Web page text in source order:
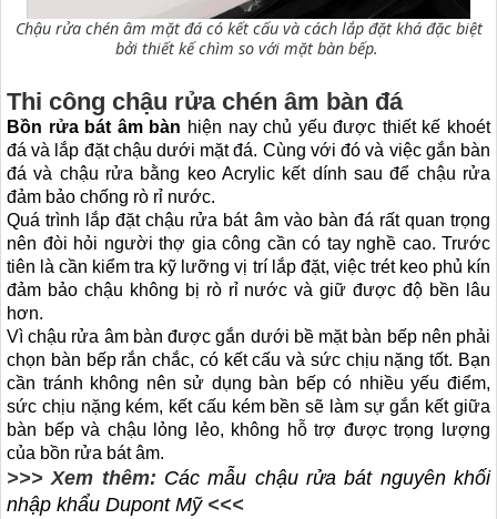
Chậu rửa chén âm mặt đá có kết cấu và cách lắp đặt khá đặc biệt
bởi thiết kế chìm so với mặt bàn bếp.
Thi công chậu rửa chén âm bàn đá
Bồn rửa bát âm bàn hiện nay chủ yếu được thiết kế khoét
đá và lắp đặt chậu dưới mặt đá. Cùng với đó và việc gắn bàn
đá và chậu rửa bằng keo Acrylic kết dính sau để chậu rửa
đảm bảo chống rò rỉ nước.
Quá trình lắp đặt chậu rửa bát âm vào bàn đá rất quan trọng
nên đòi hỏi người thợ gia công cần có tay nghề cao. Trước
tiên là cần kiểm tra kỹ lưỡng vị trí lắp đặt, việc trét keo phủ kín
đảm bảo chậu không bị rò rỉ nước và giữ được độ bền lâu
hơn.
Vì chậu rửa âm bàn được gắn dưới bề mặt bàn bếp nên phải
chọn bàn bếp rắn chắc, có kết cấu và sức chịu nặng tốt. Bạn
cần tránh không nên sử dụng bàn bếp có nhiều yếu điểm,
sức chịu nặng kém, kết cấu kém bền sẽ làm sự gắn kết giữa
bàn bếp và chậu lỏng lẻo, không hỗ trợ được trọng lượng
của bồn rửa bát âm.
>>> Xem thêm: Các mẫu chậu rửa bát nguyên khối
nhập khẩu Dupont Mỹ <<<